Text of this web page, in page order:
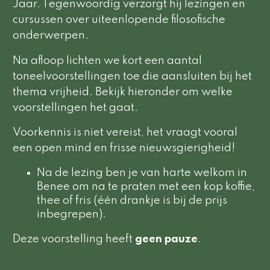
Jaar. Tegenwoordig verzorgt hij lezingen en
cursussen over uiteenlopende filosofische
onderwerpen.
Na afloop lichten we kort een aantal
toneelvoorstellingen toe die aansluiten bij het
thema vrijheid. Bekijk hieronder om welke
voorstellingen het gaat.
Voorkennis is niet vereist, het vraagt vooral
een open mind en frisse nieuwsgierigheid!
Na de lezing ben je van harte welkom in
Benee om na te praten met een kop koffie,
thee of fris (één drankje is bij de prijs
inbegrepen).
Deze voorstelling heeft geen pauze.